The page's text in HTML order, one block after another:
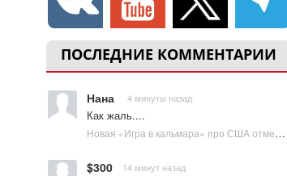
ПОСЛЕДНИЕ КОММЕНТАРИИ
Нана 4 минуты назад
Как жаль....
Новая «Игра в кальмара» про США отменена | Plugged In Ru
$300 14 минут назад